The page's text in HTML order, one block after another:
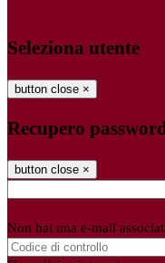
Seleziona utente
button close ×
Recupero
button close ×
Non hai una e-mail